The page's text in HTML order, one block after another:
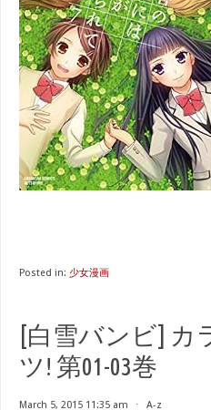
Posted in: 少女漫画
[白雪バンビ] カ
ツ! 第01-03巻
March 5, 2015 11:35 am ⋅ A-z